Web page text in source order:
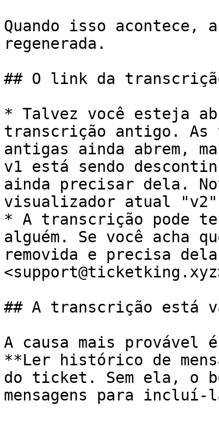
Quando isso acontece,
regenerada.
## O link da
* Talvez você esteja
transcrição antigo. As
antigas ainda abrem,
v1 está sendo
ainda precisar dela.
visualizador atual
* A transcrição pode
alguém. Se você acha
removida e precisa
## A transcrição está
A causa mais provável
**Ler histórico de
do ticket. Sem ela, o
mensagens para